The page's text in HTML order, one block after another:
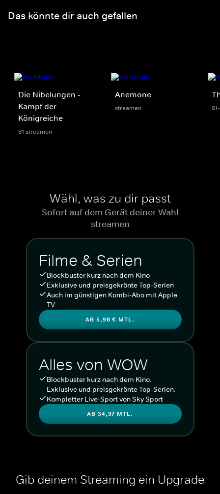
Das könnte dir auch gefallen
Die Nibelungen -
Kampf der
Königreiche
S1 streamen
Anemone
streamen
Wähl, was zu dir passt
Sofort auf dem Gerät deiner Wahl
streamen
Filme & Serien
Blockbuster kurz nach dem Kino
Exklusive und preisgekrönte Top-Serien
Auch im günstigen Kombi-Abo mit Apple
TV
AB 5,98 € MTL.
Alles von WOW
Blockbuster kurz nach dem Kino.
Exklusive und preisgekrönte Top-Serien.
Kompletter Live-Sport von Sky Sport
AB 34,97 MTL.
Gib deinem Streaming ein Upgrade